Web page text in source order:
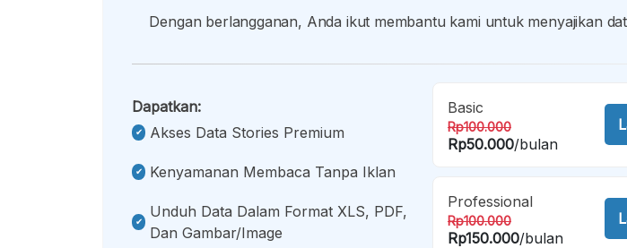
Dengan berlangganan, Anda ikut membantu kami untuk menyajikan
Dapatkan:
Akses Data Stories Premium
Kenyamanan Membaca Tanpa Iklan
Unduh Data Dalam Format XLS, PDF,
Dan Gambar/image
Basic
Rp100.000
Rp50.000/bulan
Professional
Rp100.000
Rp150.000/bulan